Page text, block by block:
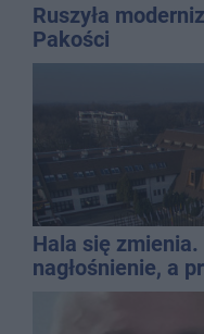
Ruszyła
Pakości
Hala się
nagłośnienie, a
QEMETICA